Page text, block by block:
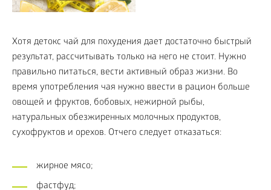
Хотя детокс чай для похудения дает достаточно быстрый
результат, рассчитывать только на него не стоит. Нужно
правильно питаться, вести активный образ жизни. Во
время употребления чая нужно ввести в рацион больше
овощей и фруктов, бобовых, нежирной рыбы,
натуральных обезжиренных молочных продуктов,
сухофруктов и орехов. Отчего следует отказаться:
жирное мясо;
фастфуд;